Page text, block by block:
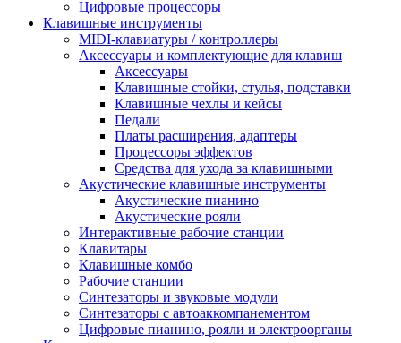
Цифровые процессоры
Клавишные инструменты
MIDI-клавиатуры / контроллеры
Аксессуары и комплектующие для клавиш
Аксессуары
Клавишные стойки, стулья, подставки
Клавишные чехлы и кейсы
Педали
Платы расширения, адаптеры
Процессоры эффектов
Средства для ухода за клавишными
Акустические клавишные инструменты
Акустические пианино
Акустические рояли
Интерактивные рабочие станции
Клавитары
Клавишные комбо
Рабочие станции
Синтезаторы и звуковые модули
Синтезаторы с автоаккомпанементом
Цифровые пианино, рояли и электроорганы